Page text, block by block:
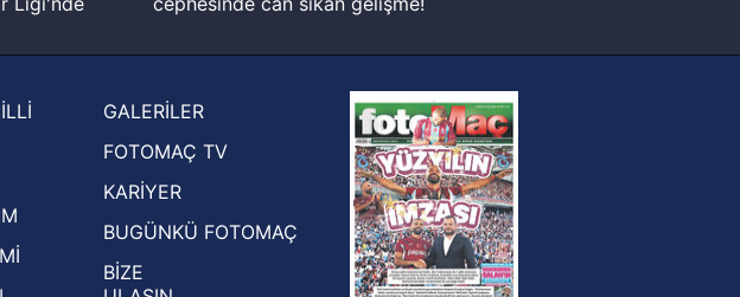
3. Ön
belli oldu!
Hernan Crespo, Meksika Ligi
ekiplerinden Atlas'ın yeni teknik direktörü
oldu
GALERİLER
FOTOMAÇ TV
KARİYER
BUGÜNKÜ FOTOMAÇ
BİZE